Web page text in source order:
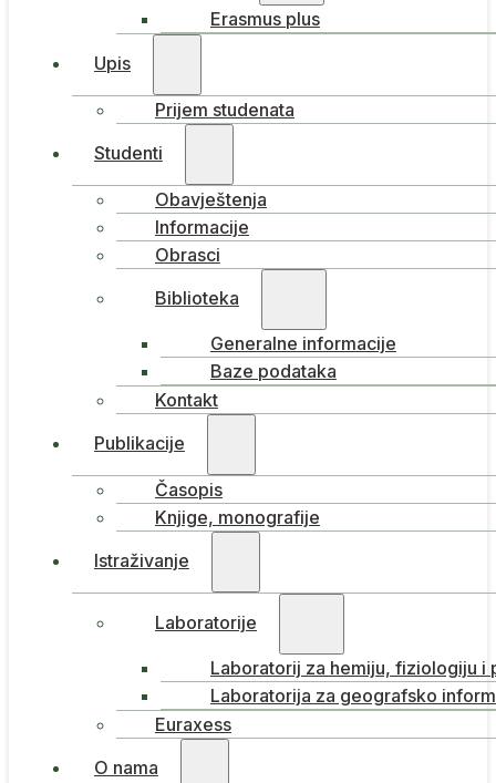
Erasmus plus
Upis
Prijem studenata
Studenti
Obavještenja
Informacije
Obrasci
Biblioteka
Generalne informacije
Baze podataka
Kontakt
Publikacije
Časopis
Knjige, monografije
Istraživanje
Laboratorije
Laboratorij za hemiju, fiziologiju i
Laboratorija za geografsko
Euraxess
O nama